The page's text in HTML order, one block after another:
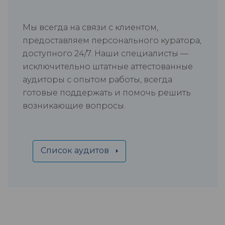
Мы всегда на связи с клиентом,
предоставляем персонального куратора,
доступного 24/7. Наши специалисты —
исключительно штатные аттестованные
аудиторы с опытом работы, всегда
готовые поддержать и помочь решить
возникающие вопросы.
Список аудитов